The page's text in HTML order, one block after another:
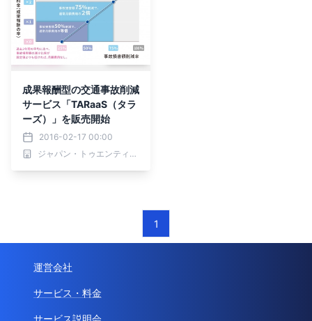
成果報酬型の交通事故削減
サービス「TARaaS（タラ
ーズ）」を販売開始
2016-02-17 00:00
ジャパン・トゥエンティワン株式会社
1
運営会社
サービス・料金
サービス説明会